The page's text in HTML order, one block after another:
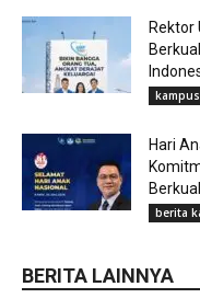
Rektor
kampus
Hari
berita
BERITA LAINNYA